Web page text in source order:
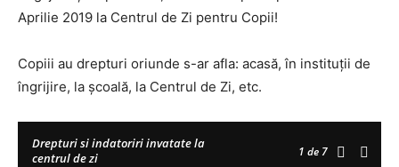
Aprilie 2019 la Centrul de Zi pentru Copii!
Copiii au drepturi oriunde s-ar afla: acasă, în instituții de
îngrijire, la școală, la Centrul de Zi, etc.
Drepturi si indatoriri invatate la
centrul de zi
1 de 7